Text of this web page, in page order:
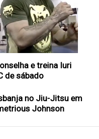
e treina Iuri
de sábado
no Jiu-Jitsu em
Johnson